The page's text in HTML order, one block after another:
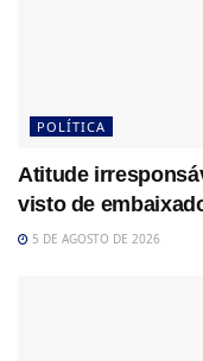
POLÍTICA
Atitude
visto de
5 DE AGOSTO DE 2026